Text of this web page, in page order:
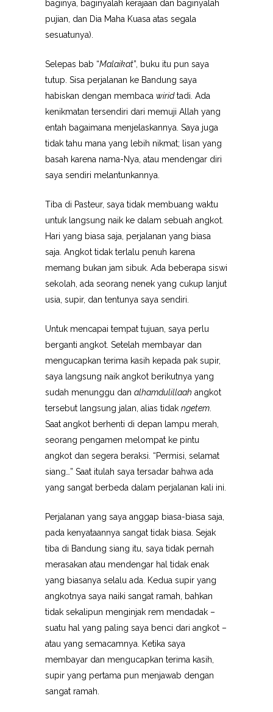
baginya, baginyalah kerajaan dan baginyalah
pujian, dan Dia Maha Kuasa atas segala
sesuatunya).
Selepas bab “Malaikat”, buku itu pun saya
tutup. Sisa perjalanan ke Bandung saya
habiskan dengan membaca wiridtadi. Ada
kenikmatan tersendiri dari memuji Allah yang
entah bagaimana menjelaskannya. Saya juga
tidak tahu mana yang lebih nikmat; lisan yang
basah karena nama-Nya, atau mendengar diri
saya sendiri melantunkannya.
Tiba di Pasteur, saya tidak membuang waktu
untuk langsung naik ke dalam sebuah angkot.
Hari yang biasa saja, perjalanan yang biasa
saja. Angkot tidak terlalu penuh karena
memang bukan jam sibuk. Ada beberapa siswi
sekolah, ada seorang nenek yang cukup lanjut
usia, supir, dan tentunya saya sendiri.
Untuk mencapai tempat tujuan, saya perlu
berganti angkot. Setelah membayar dan
mengucapkan terima kasih kepada pak supir,
saya langsung naik angkot berikutnya yang
sudah menunggu dan alhamdulillaah angkot
tersebut langsung jalan, alias tidak ngetem
Saat angkot berhenti di depan lampu merah,
seorang pengamen melompat ke pintu
angkot dan segera beraksi. “Permisi, selamat
siang…” Saat itulah saya tersadar bahwa ada
yang sangat berbeda dalam perjalanan kali ini.
Perjalanan yang saya anggap biasa-biasa saja,
pada kenyataannya sangat tidak biasa. Sejak
tiba di Bandung siang itu, saya tidak pernah
merasakan atau mendengar hal tidak enak
yang biasanya selalu ada. Kedua supir yang
angkotnya saya naiki sangat ramah, bahkan
tidak sekalipun menginjak rem mendadak –
suatu hal yang paling saya benci dari angkot –
atau yang semacamnya. Ketika saya
membayar dan mengucapkan terima kasih,
supir yang pertama pun menjawab dengan
sangat ramah.